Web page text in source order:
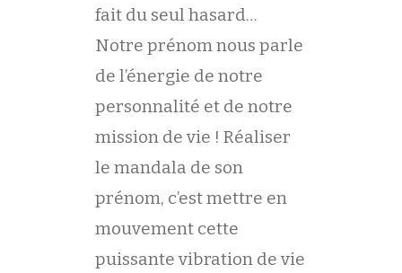
fait du seul hasard…
Notre prénom nous parle
de l’énergie de notre
personnalité et de notre
mission de vie ! Réaliser
le mandala de son
prénom, c’est mettre en
mouvement cette
puissante vibration de vie